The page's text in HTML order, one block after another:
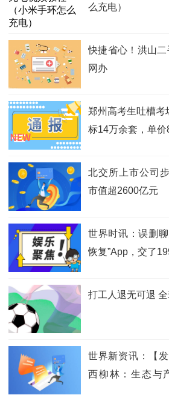
么充电）
快捷省心！洪山二
网办
郑州高考生吐槽考
标14万余套，单价
北交所上市公司
市值超2600亿元
世界时讯：误删
恢复”App，交了
打工人退无可退
世界新资讯：【
西柳林：生态与